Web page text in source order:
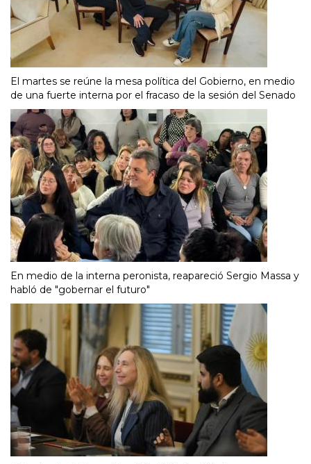
El martes se reúne la mesa política del Gobierno, en medio
de una fuerte interna por el fracaso de la sesión del Senado
En medio de la interna peronista, reapareció Sergio Massa y
habló de "gobernar el futuro"